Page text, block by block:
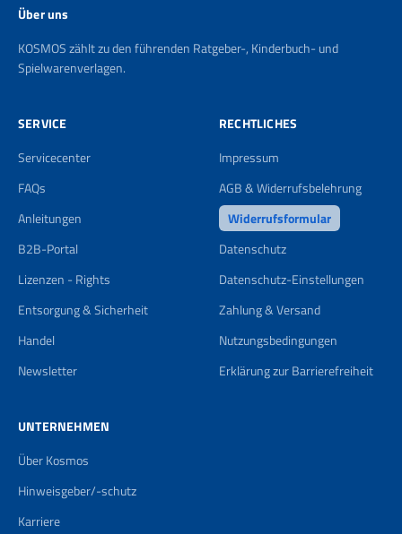
Über uns
KOSMOS zählt zu den führenden Ratgeber-, Kinderbuch- und
Spielwarenverlagen.
SERVICE
Servicecenter
FAQs
Anleitungen
B2B-Portal
Lizenzen - Rights
Entsorgung & Sicherheit
Handel
Newsletter
RECHTLICHES
Impressum
AGB & Widerrufsbelehrung
Widerrufsformular
Datenschutz
Datenschutz-Einstellungen
Zahlung & Versand
Nutzungsbedingungen
Erklärung zur Barrierefreiheit
UNTERNEHMEN
Über Kosmos
Hinweisgeber/-schutz
Karriere